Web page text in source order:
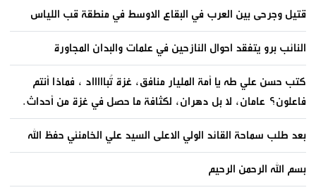
قتيل وجرحى بين العرب في البقاع الاوسط في منطقة قب اللياس
النائب برو يتفقد احوال النازحين في علمات والبدان المجاورة
كتب حسن علي طه يا أمة المليار منافق، غزة تُباااااد ، فماذا أنتم
فاعلون؟ عامان، لا بل دهران، لكثافة ما حصل في غزة من أحداث.
بعد طلب سماحة القائد الولي الاعلى السيد علي الخامنئي حفظ الله
بسم الله الرحمن الرحيم